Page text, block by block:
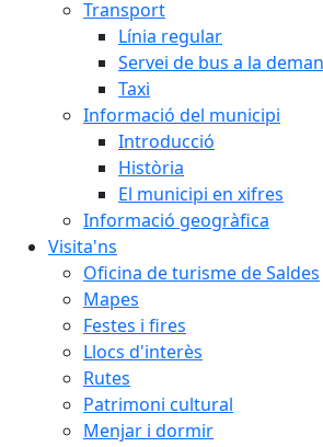
Transport
Línia regular
Servei de bus a la
Taxi
Informació del municipi
Introducció
Història
El municipi en xifres
Informació geogràfica
Visita'ns
Oficina de turisme de Saldes
Mapes
Festes i fires
Llocs d'interès
Rutes
Patrimoni cultural
Menjar i dormir